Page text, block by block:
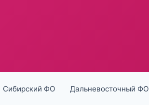
Сибирский ФО Дальневосточный ФО